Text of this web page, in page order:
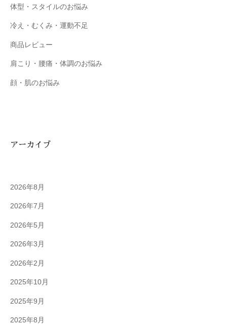
体型・スタイルのお悩み
冷え・むくみ・運動不足
商品レビュー
肩こり・腰痛・体調のお悩み
顔・肌のお悩み
アーカイブ
2026年8月
2026年7月
2026年5月
2026年3月
2026年2月
2025年10月
2025年9月
2025年8月